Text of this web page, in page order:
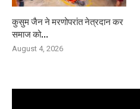
कुसुम जैन ने मरणोपरांत नेत्रदान कर
समाज को...
August 4, 2026